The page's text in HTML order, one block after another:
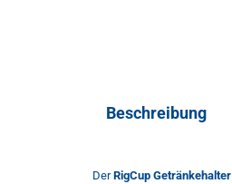
Beschreibung
DerRigCup Getränkehalter